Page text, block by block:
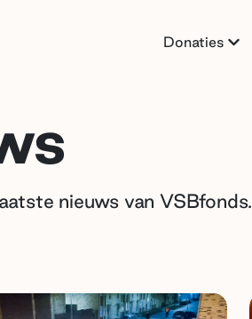
Donaties
nieuws van VSBfonds.